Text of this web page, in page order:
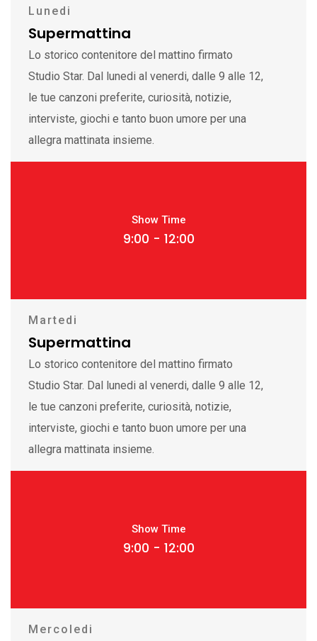
Lunedi
Supermattina
Lo storico contenitore del mattino firmato
Studio Star. Dal lunedi al venerdi, dalle 9 alle 12,
le tue canzoni preferite, curiosità, notizie,
interviste, giochi e tanto buon umore per una
allegra mattinata insieme.
Show Time
9:00 - 12:00
Martedi
Supermattina
Lo storico contenitore del mattino firmato
Studio Star. Dal lunedi al venerdi, dalle 9 alle 12,
le tue canzoni preferite, curiosità, notizie,
interviste, giochi e tanto buon umore per una
allegra mattinata insieme.
Show Time
9:00 - 12:00
Mercoledi